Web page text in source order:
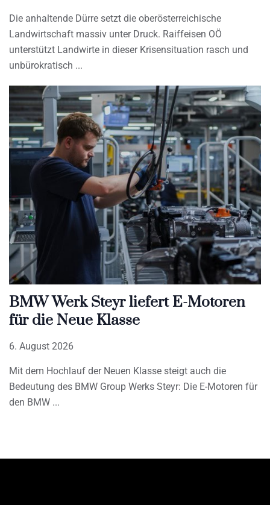
Die anhaltende Dürre setzt die oberösterreichische
Landwirtschaft massiv unter Druck. Raiffeisen OÖ
unterstützt Landwirte in dieser Krisensituation rasch und
unbürokratisch
BMW Werk Steyr liefert E-Motoren
für die Neue Klasse
6. August 2026
Mit dem Hochlauf der Neuen Klasse steigt auch die
Bedeutung des BMW Group Werks Steyr: Die E-Motoren für
den BMW